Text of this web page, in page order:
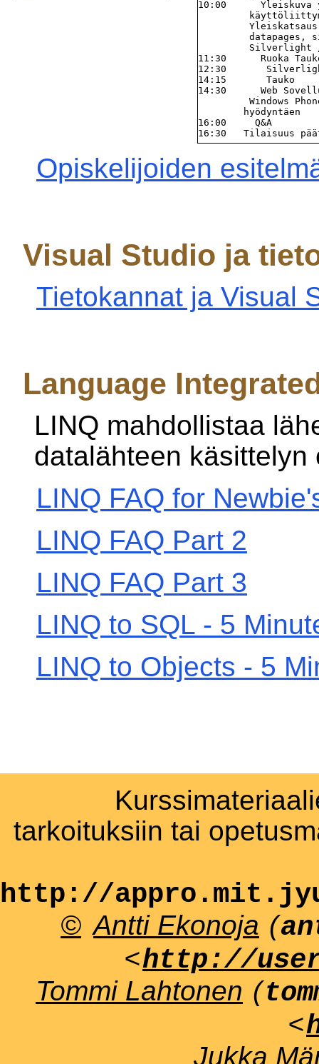
10:00
datapages,
Silverlight
11:30      Ruoka
12:30       Silverlight
14:15       Tauko
14:30      Web
Windows
        hyödyntäen
16:00     Q&A
Opiskelijoiden
Visual Studio ja
Tietokannat ja Visual
Language
LINQ mahdollistaa
datalähteen käsittelyn
LINQ FAQ for
LINQ FAQ Part 2
LINQ FAQ Part 3
LINQ to SQL - 5
LINQ to Objects - 5
tarkoituksiin tai
http://
© Antti Ekonoja (
<http://
Tommi Lahtonen (
<
Jukka